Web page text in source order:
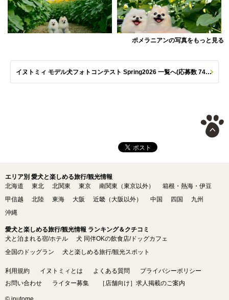
ポメラニアンの写真をもっと見る
イヌトミィ モデル犬フォトコンテスト Spring2026 一覧へ(応募数 747枚)
エリア別 愛犬と楽しめる旅行/観光情報
北海道
東北 北関東 東京 南関東（東京以外）
箱根・熱海・伊豆
甲信越
北陸 東海 大阪 近畿（大阪以外） 中国 四国
九州
沖縄
愛犬と楽しめる旅行/観光情報 ランキング＆クチコミ
犬と泊まれる宿/ホテル
犬 同伴OKの飲食店/ドッグカフェ
全国のドッグラン
犬と楽しめる旅行/観光スポット
利用規約 イヌトミィとは よくある質問
プライバシーポリシー
お問い合わせ
ライター募集 ［店舗向け］求人掲載のご案内